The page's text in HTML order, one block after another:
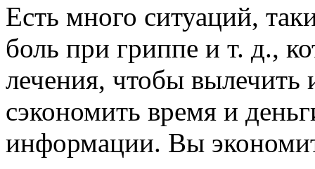
Есть много ситуаций,
боль при гриппе и т. д.,
лечения, чтобы
сэкономить время и
информации. Вы